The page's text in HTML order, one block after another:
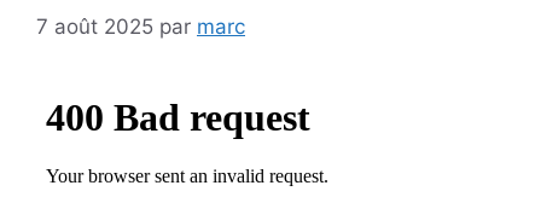
7 août 2025 par marc